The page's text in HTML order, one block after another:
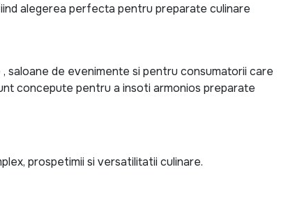
alegerea perfecta pentru preparate culinare
saloane de evenimente si pentru consumatorii care
concepute pentru a insoti armonios preparate
prospetimii si versatilitatii culinare.